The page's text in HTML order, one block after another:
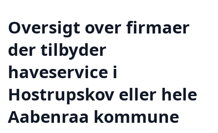
Oversigt over firmaer
der tilbyder
haveservice i
Hostrupskov eller hele
Aabenraa kommune